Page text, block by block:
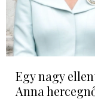
Egy nagy
Anna